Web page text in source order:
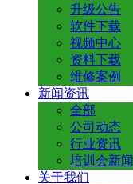
升级公告
软件下载
视频中心
资料下载
维修案例
新闻资讯
全部
公司动态
行业资讯
培训会新闻
关于我们